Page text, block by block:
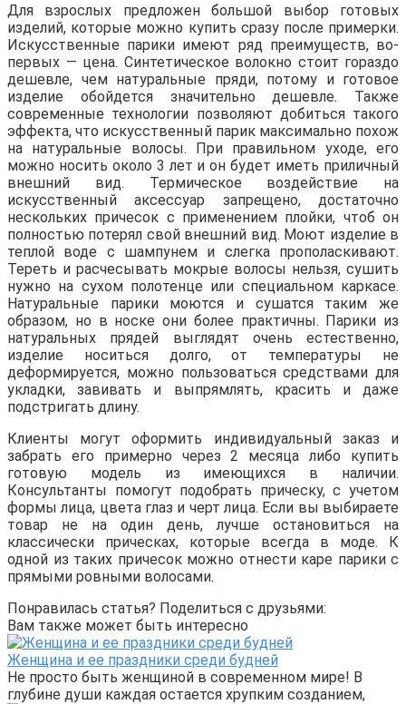
Для взрослых предложен большой выбор готовых
изделий, которые можно купить сразу после примерки.
Искусственные парики имеют ряд преимуществ, во-
первых — цена. Синтетическое волокно стоит гораздо
дешевле, чем натуральные пряди, потому и готовое
изделие обойдется значительно дешевле. Также
современные технологии позволяют добиться такого
эффекта, что искусственный парик максимально похож
на натуральные волосы. При правильном уходе, его
можно носить около 3 лет и он будет иметь приличный
внешний вид. Термическое воздействие на
искусственный аксессуар запрещено, достаточно
нескольких причесок с применением плойки, чтоб он
полностью потерял свой внешний вид. Моют изделие в
теплой воде с шампунем и слегка прополаскивают.
Тереть и расчесывать мокрые волосы нельзя, сушить
нужно на сухом полотенце или специальном каркасе.
Натуральные парики моются и сушатся таким же
образом, но в носке они более практичны. Парики из
натуральных прядей выглядят очень естественно,
изделие носиться долго, от температуры не
деформируется, можно пользоваться средствами для
укладки, завивать и выпрямлять, красить и даже
подстригать длину.
Клиенты могут оформить индивидуальный заказ и
забрать его примерно через 2 месяца либо купить
готовую модель из имеющихся в наличии.
Консультанты помогут подобрать прическу, с учетом
формы лица, цвета глаз и черт лица. Если вы выбираете
товар не на один день, лучше остановиться на
классически прическах, которые всегда в моде. К
одной из таких причесок можно отнести каре парики с
прямыми ровными волосами.
Понравилась статья? Поделиться с друзьями:
Вам также может быть интересно
Женщина и ее праздники среди будней
Не просто быть женщиной в современном мире! В
глубине души каждая остается хрупким созданием,